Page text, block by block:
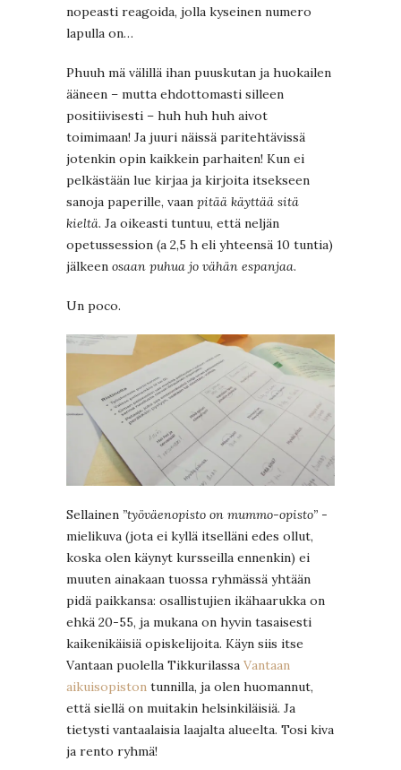
nopeasti reagoida, jolla kyseinen numero
lapulla on…
Phuuh mä välillä ihan puuskutan ja huokailen
ääneen – mutta ehdottomasti silleen
positiivisesti – huh huh huh aivot
toimimaan! Ja juuri näissä paritehtävissä
jotenkin opin kaikkein parhaiten! Kun ei
pelkästään lue kirjaa ja kirjoita itsekseen
sanoja paperille, vaan pitää käyttää sitä
kieltä. Ja oikeasti tuntuu, että neljän
opetussession (a 2,5 h eli yhteensä 10 tuntia)
jälkeen osaan puhua jo vähän espanjaa.
Un poco.
Sellainen ”työväenopisto on mummo-opisto” -
mielikuva (jota ei kyllä itselläni edes ollut,
koska olen käynyt kursseilla ennenkin) ei
muuten ainakaan tuossa ryhmässä yhtään
pidä paikkansa: osallistujien ikähaarukka on
ehkä 20-55, ja mukana on hyvin tasaisesti
kaikenikäisiä opiskelijoita. Käyn siis itse
Vantaan puolella Tikkurilassa Vantaan
aikuisopiston tunnilla, ja olen huomannut,
että siellä on muitakin helsinkiläisiä. Ja
tietysti vantaalaisia laajalta alueelta. Tosi kiva
ja rento ryhmä!